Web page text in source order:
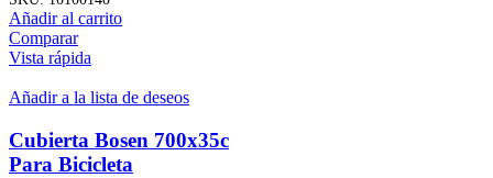
Añadir al carrito
Comparar
Vista rápida
Añadir a la lista de deseos
Cubierta Bosen 700x35c
Para Bicicleta